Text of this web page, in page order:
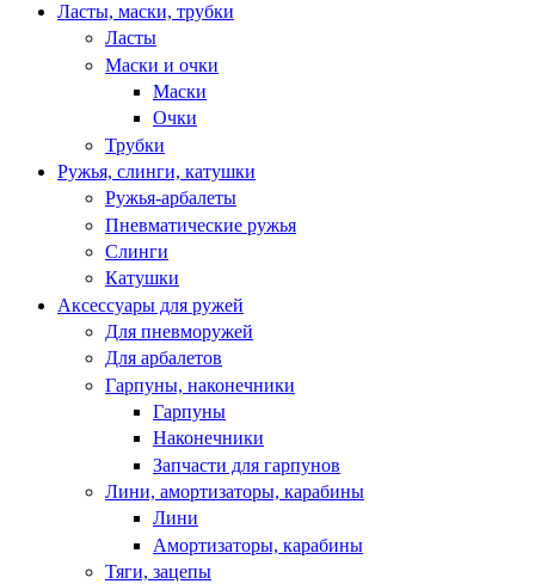
Ласты, маски, трубки
Ласты
Маски и очки
Маски
Очки
Трубки
Ружья, слинги, катушки
Ружья-арбалеты
Пневматические ружья
Слинги
Катушки
Аксессуары для ружей
Для пневморужей
Для арбалетов
Гарпуны, наконечники
Гарпуны
Наконечники
Запчасти для гарпунов
Лини, амортизаторы, карабины
Лини
Амортизаторы, карабины
Тяги, зацепы